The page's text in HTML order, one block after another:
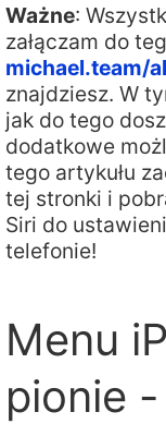
Ważne:
załączam do
michael.team/
znajdziesz. W
jak do tego
dodatkowe
tego artykułu
tej stronki i
Siri do
telefonie!
Menu
pionie